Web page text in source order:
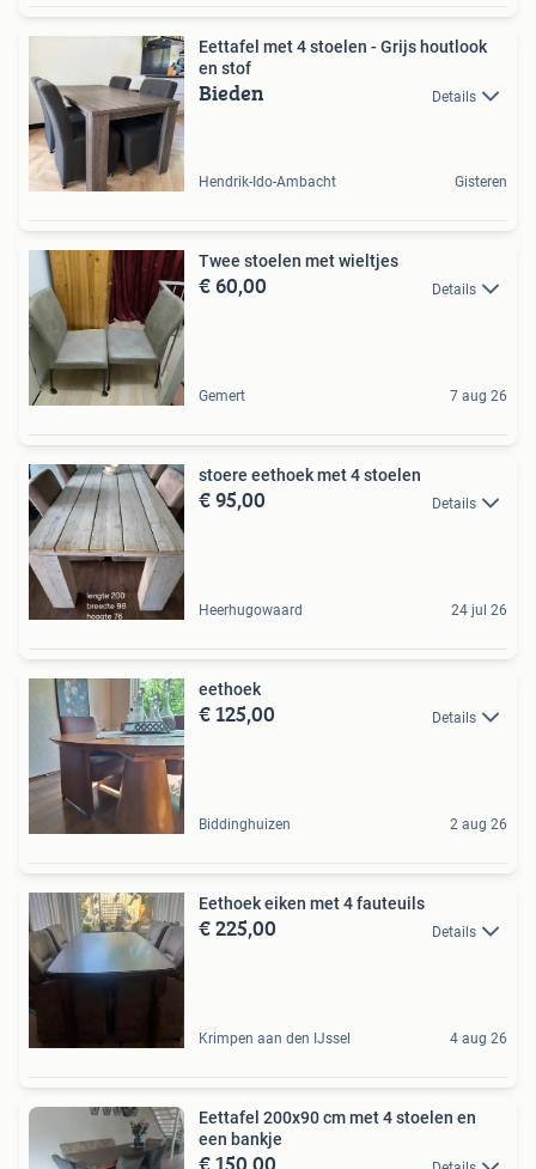
Eettafel met 4 stoelen - Grijs houtlook
en stof
Bieden Details
Hendrik-Ido-Ambacht Gisteren
Twee stoelen met wieltjes
€ 60,00 Details
Gemert 7 aug 26
stoere eethoek met 4 stoelen
€ 95,00 Details
Heerhugowaard 24 jul 26
eethoek
€ 125,00 Details
Biddinghuizen 2 aug 26
Eethoek eiken met 4 fauteuils
€ 225,00 Details
Krimpen aan den IJssel 4 aug 26
Eettafel 200x90 cm met 4 stoelen en
een bankje